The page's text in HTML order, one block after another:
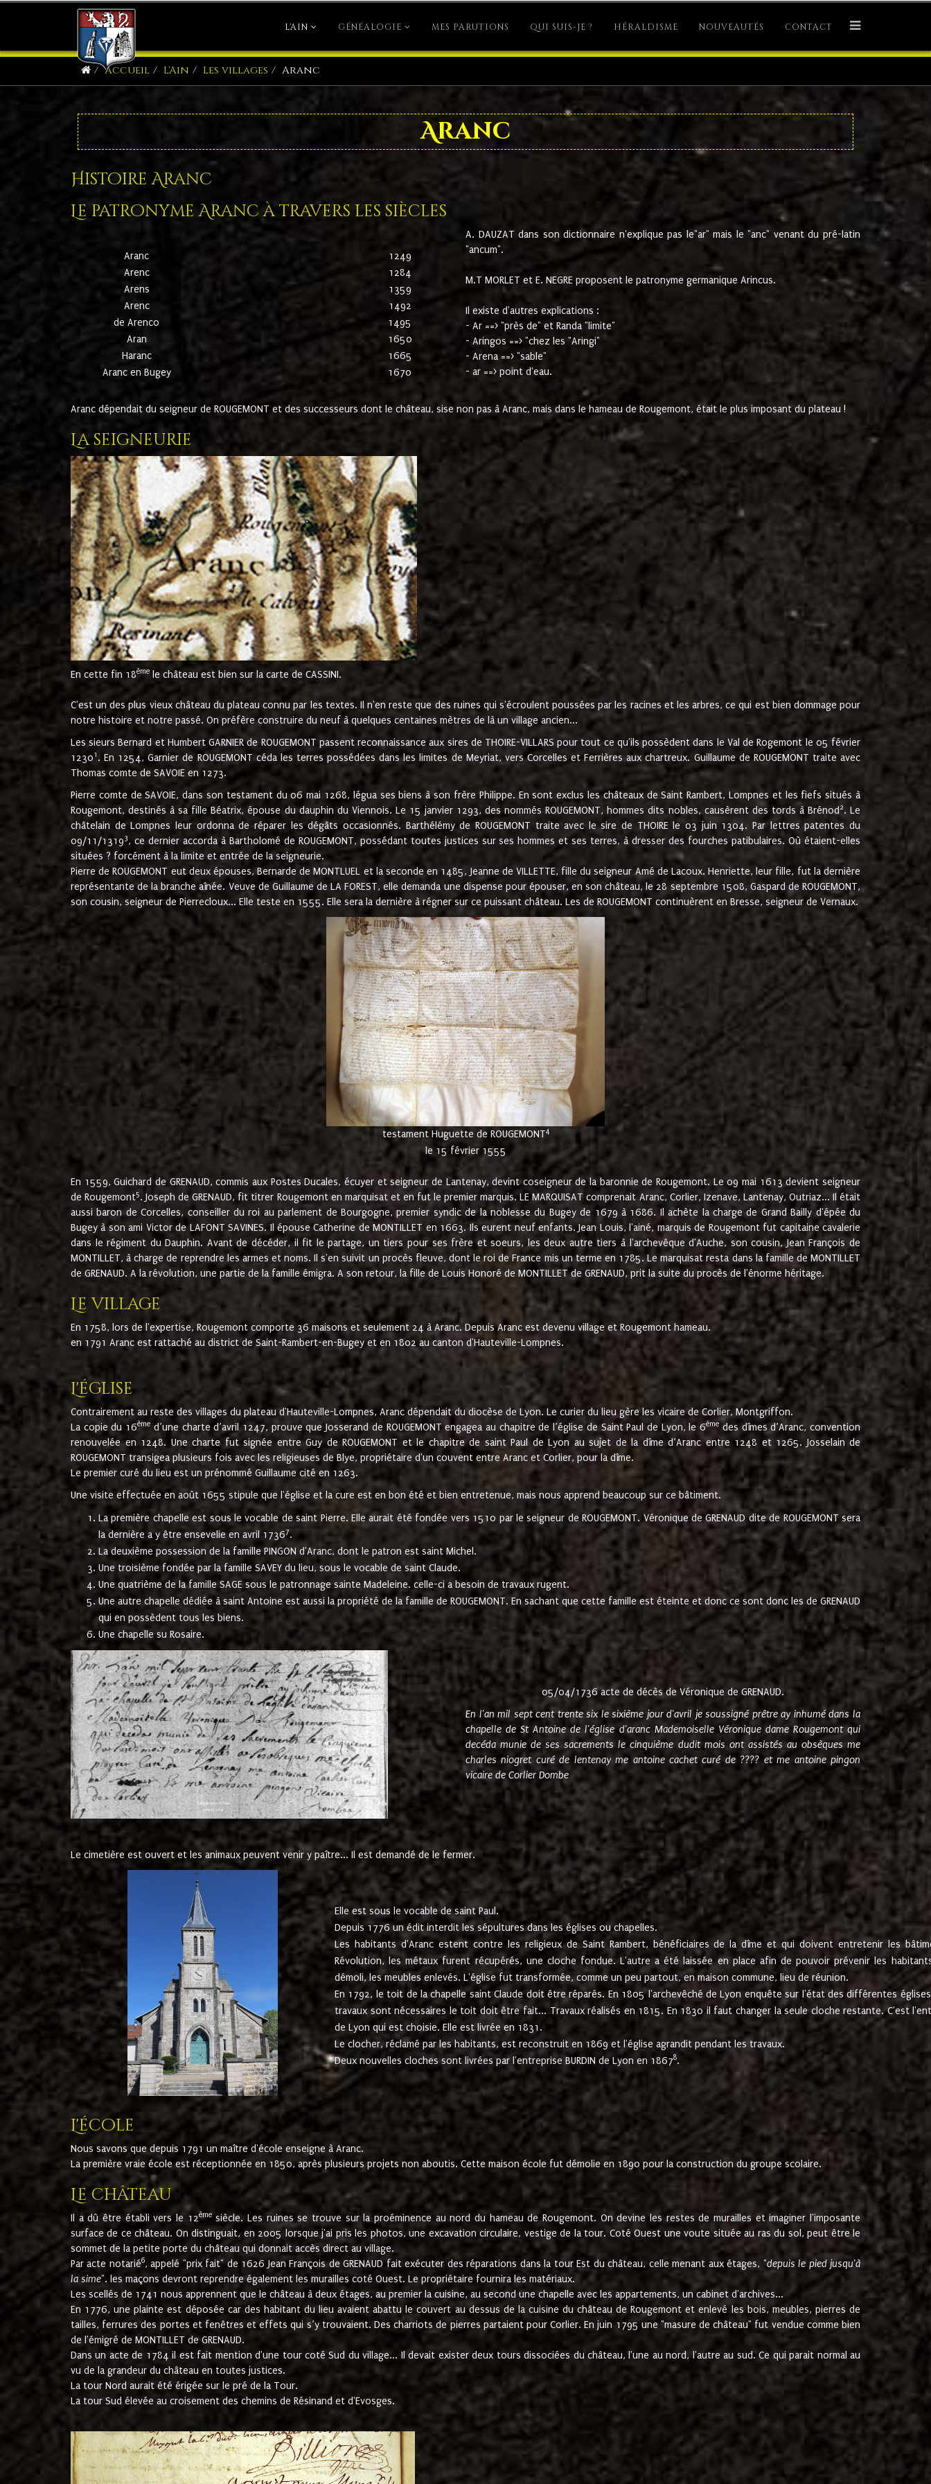
L'AIN GÉNÉALOGIE MES PARUTIONS QUI SUIS-JE ? HÉRALDISME NOUVEAUTÉS CONTACT
Accueil L'Ain Les villages Aranc
Aranc
Histoire Aranc
Le patronyme Aranc à travers les siècles
Aranc
1249
Arenc
1284
Arens
1359
Arenc
1492
de Arenco
1495
Aran
1650
Haranc
1665
Aranc en Bugey
1670
A. DAUZAT dans son dictionnaire n'explique pas le"ar" mais le "anc" venant du pré-latin
"ancum".
M.T MORLET et E. NEGRE proposent le patronyme germanique Arincus.
Il existe d'autres explications :
- Ar ==> "près de" et Randa "limite"
- Aringos ==> "chez les "Aringi"
- Arena ==> "sable"
- ar ==> point d'eau.
Aranc dépendait du seigneur de ROUGEMONT et des successeurs dont le château, sise non pas à Aranc, mais dans le hameau de Rougemont, était le plus imposant du plateau !
La seigneurie
En cette fin 18ème le château est bien sur la carte de CASSINI.
C'est un des plus vieux château du plateau connu par les textes. Il n'en reste que des ruines qui s'écroulent poussées par les racines et les arbres, ce qui est bien dommage pour
notre histoire et notre passé. On préfère construire du neuf à quelques centaines mètres de là un village ancien...
Les sieurs Bernard et Humbert GARNIER de ROUGEMONT passent reconnaissance aux sires de THOIRE-VILLARS pour tout ce qu'ils possèdent dans le Val de Rogemont le 05 février
12301 . En 1254, Garnier de ROUGEMONT céda les terres possédées dans les limites de Meyriat, vers Corcelles et Ferrières aux chartreux. Guillaume de ROUGEMONT traite avec
Thomas comte de SAVOIE en 1273.
Pierre comte de SAVOIE, dans son testament du 06 mai 1268, légua ses biens à son frère Philippe. En sont exclus les châteaux de Saint Rambert, Lompnes et les fiefs situés à
Rougemont, destinés à sa fille Béatrix, épouse du dauphin du Viennois. Le 15 janvier 1293, des nommés ROUGEMONT, hommes dits nobles, causèrent des tords à Brénod 2. Le
châtelain de Lompnes leur ordonna de réparer les dégâts occasionnés. Barthélémy de ROUGEMONT traite avec le sire de THOIRE le 03 juin 1304. Par lettres patentes du
09/11/13193, ce dernier accorda à Bartholomé de ROUGEMONT, possédant toutes justices sur ses hommes et ses terres, à dresser des fourches patibulaires. Où étaient-elles
situées ? forcément à la limite et entrée de la seigneurie.
Pierre de ROUGEMONT eut deux épouses, Bernarde de MONTLUEL et la seconde en 1485, Jeanne de VILLETTE, fille du seigneur Amé de Lacoux. Henriette, leur fille, fut la dernière
représentante de la branche aînée. Veuve de Guillaume de LA FOREST, elle demanda une dispense pour épouser, en son château, le 28 septembre 1508, Gaspard de ROUGEMONT,
son cousin, seigneur de Pierrecloux... Elle teste en 1555. Elle sera la dernière à régner sur ce puissant château. Les de ROUGEMONT continuèrent en Bresse, seigneur de Vernaux.
testament Huguette de ROUGEMONT4
le 15 février 1555
En 1559, Guichard de GRENAUD, commis aux Postes Ducales, écuyer et seigneur de Lantenay, devint coseigneur de la baronnie de Rougemont. Le 09 mai 1613 devient seigneur
de Rougemont5. Joseph de GRENAUD, fit titrer Rougemont en marquisat et en fut le premier marquis. LE MARQUISAT comprenait Aranc, Corlier, Izenave, Lantenay, Outriaz... Il était
aussi baron de Corcelles, conseiller du roi au parlement de Bourgogne, premier syndic de la noblesse du Bugey de 1679 à 1686. Il achète la charge de Grand Bailly d'épée du
Bugey à son ami Victor de LAFONT SAVINES. Il épouse Catherine de MONTILLET en 1663. Ils eurent neuf enfants. Jean Louis, l'ainé, marquis de Rougemont fut capitaine cavalerie
dans le régiment du Dauphin. Avant de décéder, il fit le partage, un tiers pour ses frère et soeurs, les deux autre tiers à l'archevêque d'Auche, son cousin, Jean François de
MONTILLET, à charge de reprendre les armes et noms. Il s'en suivit un procès fleuve, dont le roi de France mis un terme en 1785. Le marquisat resta dans la famille de MONTILLET
de GRENAUD. A la révolution, une partie de la famille émigra. A son retour, la fille de Louis Honoré de MONTILLET de GRENAUD, prit la suite du procès de l'énorme héritage.
Le village
En 1758, lors de l'expertise, Rougemont comporte 36 maisons et seulement 24 à Aranc. Depuis Aranc est devenu village et Rougemont hameau.
en 1791 Aranc est rattaché au district de Saint-Rambert-en-Bugey et en 1802 au canton d'Hauteville-Lompnes.
L'église
Contrairement au reste des villages du plateau d'Hauteville-Lompnes, Aranc dépendait du diocèse de Lyon. Le curier du lieu gère les vicaire de Corlier, Montgriffon.
La copie du 16ème d’une charte d’avril 1247, prouve que Josserand de ROUGEMONT engagea au chapitre de l’église de Saint Paul de Lyon, le 6ème des dîmes d’Aranc, convention
renouvelée en 1248. Une charte fut signée entre Guy de ROUGEMONT et le chapitre de saint Paul de Lyon au sujet de la dîme d’Aranc entre 1248 et 1265. Josselain de
ROUGEMONT transigea plusieurs fois avec les religieuses de Blye, propriétaire d'un couvent entre Aranc et Corlier, pour la dîme.
Le premier curé du lieu est un prénommé Guillaume cité en 1263.
Une visite effectuée en août 1655 stipule que l'église et la cure est en bon été et bien entretenue, mais nous apprend beaucoup sur ce bâtiment.
La première chapelle est sous le vocable de saint Pierre. Elle aurait été fondée vers 1510 par le seigneur de ROUGEMONT. Véronique de GRENAUD dite de ROUGEMONT sera
la dernière a y être ensevelie en avril 17367.
La deuxième possession de la famille PINGON d'Aranc, dont le patron est saint Michel.
Une troisième fondée par la famille SAVEY du lieu, sous le vocable de saint Claude.
Une quatrième de la famille SAGE sous le patronnage sainte Madeleine. celle-ci a besoin de travaux rugent.
Une autre chapelle dédiée à saint Antoine est aussi la propriété de la famille de ROUGEMONT. En sachant que cette famille est éteinte et donc ce sont donc les de GRENAUD
qui en possèdent tous les biens.
Une chapelle su Rosaire.
05/04/1736 acte de décès de Véronique de GRENAUD.
En l'an mil sept cent trente six le sixième jour d'avril je soussigné prêtre ay inhumé dans la
chapelle de St Antoine de l'église d'aranc Mademoiselle Véronique dame Rougemont qui
decéda munie de ses sacrements le cinquième dudit mois ont assistés au obsèques me
charles niogret curé de lentenay me antoine cachet curé de ???? et me antoine pingon
vicaire de Corlier Dombe
Le cimetière est ouvert et les animaux peuvent venir y paître... Il est demandé de le fermer.
Elle est sous le vocable de saint Paul.
Depuis 1776 un édit interdit les sépultures dans les églises ou chapelles.
Les habitants d'Aranc estent contre les religieux de Saint Rambert, bénéficiaires de la dîme et qui doivent entretenir les
Révolution, les métaux furent récupérés, une cloche fondue. L'autre a été laissée en place afin de pouvoir prévenir les
démoli, les meubles enlevés. L'église fut transformée, comme un peu partout, en maison commune, lieu de réunion.
En 1792, le toit de la chapelle saint Claude doit être réparés. En 1805 l'archevêché de Lyon enquête sur l'état des différentes
travaux sont nécessaires le toit doit être fait... Travaux réalisés en 1815. En 1830 il faut changer la seule cloche restante. C'est
de Lyon qui est choisie. Elle est livrée en 1831.
Le clocher, réclamé par les habitants, est reconstruit en 1869 et l'église agrandit pendant les travaux.
Deux nouvelles cloches sont livrées par l'entreprise BURDIN de Lyon en 18678.
L'école
Nous savons que depuis 1791 un maître d'école enseigne à Aranc.
La première vraie école est réceptionnée en 1850, après plusieurs projets non aboutis. Cette maison école fut démolie en 1890 pour la construction du groupe scolaire.
Le château
Il a dû être établi vers le 12èmesiècle. Les ruines se trouve sur la proéminence au nord du hameau de Rougemont. On devine les restes de murailles et imaginer l'imposante
surface de ce château. On distinguait, en 2005 lorsque j'ai pris les photos, une excavation circulaire, vestige de la tour. Coté Ouest une voute située au ras du sol, peut être le
sommet de la petite porte du château qui donnait accès direct au village.
Par acte notarié6, appelé "prix fait" de 1626 Jean François de GRENAUD fait exécuter des réparations dans la tour Est du château, celle menant aux étages, "depuis le pied jusqu'à
la sime". les maçons devront reprendre également les murailles coté Ouest. Le propriétaire fournira les matériaux.
Les scellés de 1741 nous apprennent que le château à deux étages, au premier la cuisine, au second une chapelle avec les appartements, un cabinet d'archives...
En 1776, une plainte est déposée car des habitant du lieu avaient abattu le couvert au dessus de la cuisine du château de Rougemont et enlevé les bois, meubles, pierres de
tailles, ferrures des portes et fenêtres et effets qui s’y trouvaient. Des charriots de pierres partaient pour Corlier. En juin 1795 une "masure de château" fut vendue comme bien
de l'émigré de MONTILLET de GRENAUD.
Dans un acte de 1784 il est fait mention d'une tour coté Sud du village... Il devait exister deux tours dissociées du château, l'une au nord, l'autre au sud. Ce qui parait normal au
vu de la grandeur du château en toutes justices.
La tour Nord aurait été érigée sur le pré de la Tour.
La tour Sud élevée au croisement des chemins de Résinand et d'Evosges.